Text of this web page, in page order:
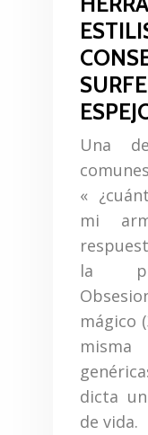
Una
«
mi
la
mágico
dicta
de vida.